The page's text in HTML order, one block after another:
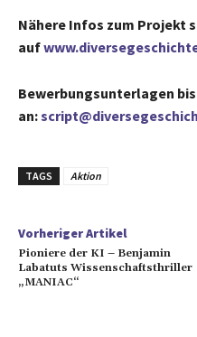
Nähere Infos zum Projekt
auf
Bewerbungsunterlagen bis
an:
TAGS Aktion
Vorheriger Artikel
Pioniere der KI – Benjamin
Labatuts Wissenschaftsthriller
„MANIAC“